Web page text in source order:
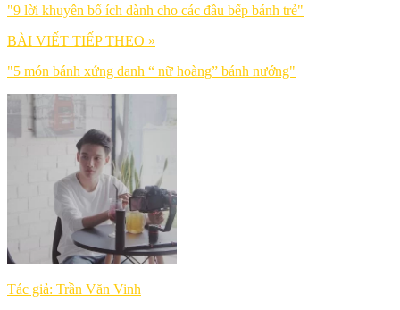
"9 lời khuyên bổ ích dành cho các đầu bếp bánh trẻ"
BÀI VIẾT TIẾP THEO »
"5 món bánh xứng danh “ nữ hoàng” bánh nướng"
Tác giả: Trần Văn Vinh